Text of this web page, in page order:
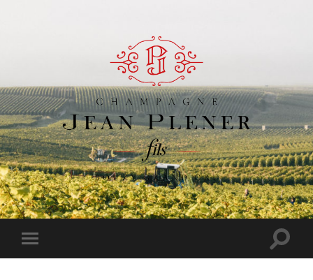
Champagne
Jean
Plener
Toggle
mobile
Toggle